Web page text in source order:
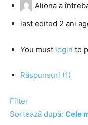
Aliona a
last edited 2 ani
You must login to
Răspunsuri (1)
Filter
Sortează după: Cele